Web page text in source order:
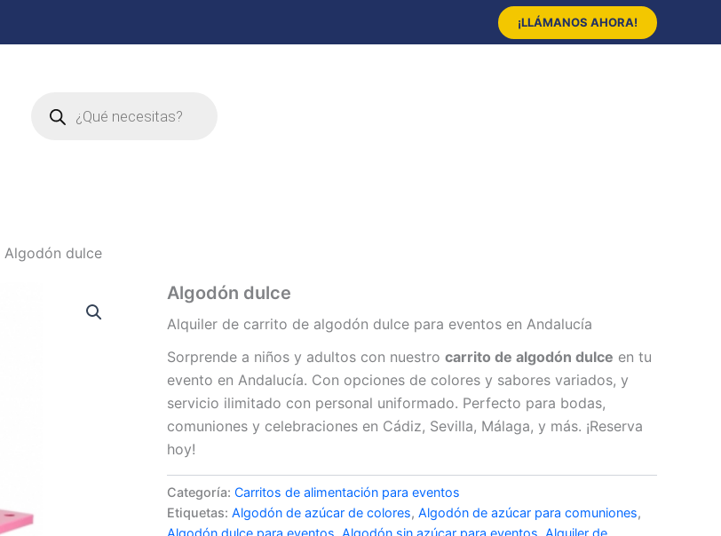
¡LLÁMANOS AHORA!
Algodón dulce
Algodón dulce
Alquiler de carrito de algodón dulce para eventos en Andalucía
Sorprende a niños y adultos con nuestro carrito de algodón dulce en tu
evento en Andalucía. Con opciones de colores y sabores variados, y
servicio ilimitado con personal uniformado. Perfecto para bodas,
comuniones y celebraciones en Cádiz, Sevilla, Málaga, y más. ¡Reserva
hoy!
Categoría: Carritos de alimentación para eventos
Etiquetas: Algodón de azúcar de colores, Algodón de azúcar para comuniones,